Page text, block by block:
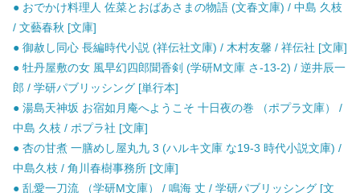
● おでかけ料理人 佐菜とおばあさまの物語 (文春文庫) / 中島 久枝
/ 文藝春秋 [文庫]
● 御赦し同心 長編時代小説 (祥伝社文庫) / 木村友馨 / 祥伝社 [文庫]
● 牡丹屋敷の女 風早幻四郎聞香剣 (学研M文庫 さ-13-2) / 逆井辰一
郎 / 学研パブリッシング [単行本]
● 湯島天神坂 お宿如月庵へようこそ 十日夜の巻 （ポプラ文庫） /
中島 久枝 / ポプラ社 [文庫]
● 杏の甘煮 一膳めし屋丸九 3 (ハルキ文庫 な19-3 時代小説文庫) /
中島久枝 / 角川春樹事務所 [文庫]
● 乱愛一刀流 （学研M文庫） / 鳴海 丈 / 学研パブリッシング [文